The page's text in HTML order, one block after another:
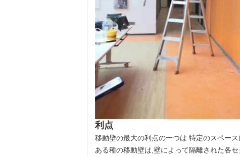
利点
移動壁の最大の利点の一つは 特定のスペー
ある種の移動壁は,壁によって隔離された各